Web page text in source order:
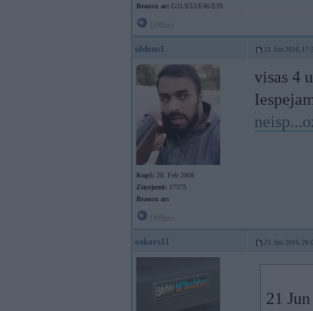
Braucu ar: G31/E53/E46/E39
uldens1 21. Jun 2016,
Kopš: 28. Feb 2008
Ziņojumi: 17375
Braucu ar:
visas 4
oskars11 21. Jun 2016,
21